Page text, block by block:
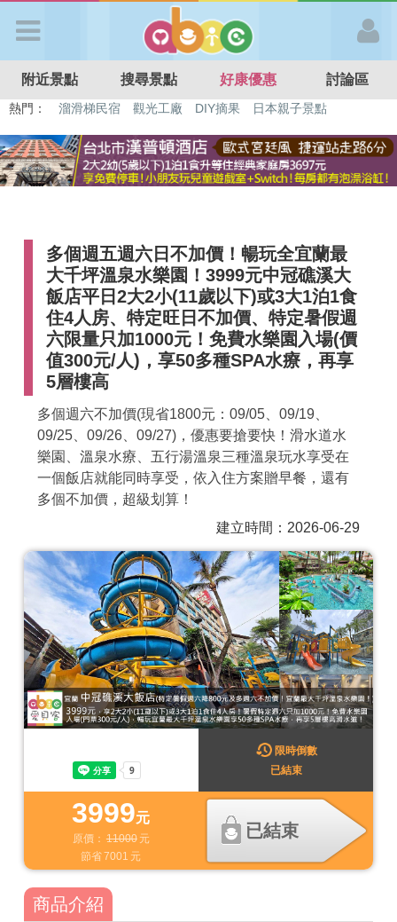
APP登入
首 頁
好康優惠
最新消息
最新留言
商家合作
推薦景點
聯絡我們
APP下載
附近景點 搜尋景點 好康優惠 討論區
熱門： 特色遊戲場 親子住房優惠 台北親子餐廳
溫泉泡湯SPA
多個週五週六日不加價！暢玩全宜蘭最
大千坪溫泉水樂園！3999元中冠礁溪大
飯店平日2大2小(11歲以下)或3大1泊1食
住4人房、特定旺日不加價、特定暑假週
六限量只加1000元！免費水樂園入場(價
值300元/人)，享50多種SPA水療，再享
5層樓高
多個週六不加價(現省1800元：09/05、09/19、
09/25、09/26、09/27)，優惠要搶要快！滑水道水
樂園、溫泉水療、五行湯溫泉三種溫泉玩水享受在
一個飯店就能同時享受，依入住方案贈早餐，還有
多個不加價，超級划算！
建立時間：2026-06-29
3999元
原價： 11000 元
節省7001 元
已結束
限時倒數
已結束
商品介紹